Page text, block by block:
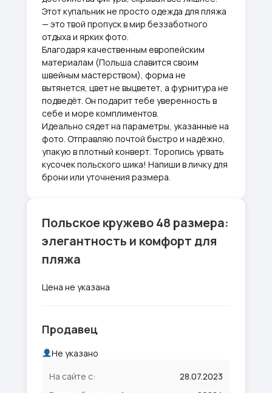
Этот купальник не просто одежда для пляжа
— это твой пропуск в мир беззаботного
отдыха и ярких фото.
Благодаря качественным европейским
материалам (Польша славится своим
швейным мастерством), форма не
вытянется, цвет не выцветет, а фурнитура не
подведёт. Он подарит тебе уверенность в
себе и море комплиментов.
Идеально сядет на параметры, указанные на
фото. Отправляю почтой быстро и надёжно,
упакую в плотный конверт. Торопись урвать
кусочек польского шика! Напиши в личку для
брони или уточнения размера.
Польское кружево 48 размера:
элегантность и комфорт для
пляжа
Цена не указана
Продавец
Не указано
На сайте с:
28.07.2023